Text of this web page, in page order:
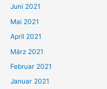
c
h
:
Juni 2021
Mai 2021
April 2021
März 2021
Februar 2021
Januar 2021